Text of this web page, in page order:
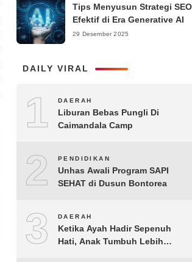
Tips Menyusun Strategi SEO
Efektif di Era Generative AI
29 Desember 2025
DAILY VIRAL
1 DAERAH
Liburan Bebas Pungli Di
Caimandala Camp
2 PENDIDIKAN
Unhas Awali Program SAPI
SEHAT di Dusun Bontorea
3 DAERAH
Ketika Ayah Hadir Sepenuh
Hati, Anak Tumbuh Lebih